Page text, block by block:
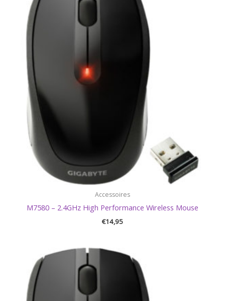
Accessoires
M7580 – 2.4GHz High Performance Wireless Mouse
€14,95